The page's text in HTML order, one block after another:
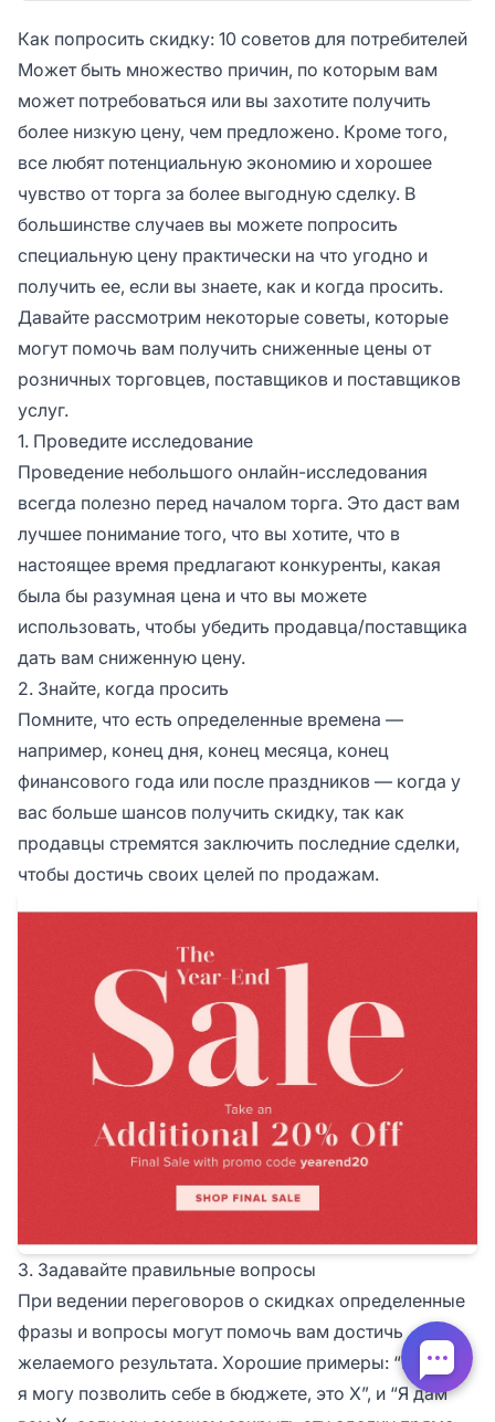
Как попросить скидку: 10 советов для потребителей
Может быть множество причин, по которым вам
может потребоваться или вы захотите получить
более низкую цену, чем предложено. Кроме того,
все любят потенциальную экономию и хорошее
чувство от торга за более выгодную сделку. В
большинстве случаев вы можете попросить
специальную цену практически на что угодно и
получить ее, если вы знаете, как и когда просить.
Давайте рассмотрим некоторые советы, которые
могут помочь вам получить сниженные цены от
розничных торговцев, поставщиков и поставщиков
услуг.
1. Проведите исследование
Проведение небольшого онлайн-исследования
всегда полезно перед началом торга. Это даст вам
лучшее понимание того, что вы хотите, что в
настоящее время предлагают конкуренты, какая
была бы разумная цена и что вы можете
использовать, чтобы убедить продавца/поставщика
дать вам сниженную цену.
2. Знайте, когда просить
Помните, что есть определенные времена —
например, конец дня, конец месяца, конец
финансового года или после праздников — когда у
вас больше шансов получить скидку, так как
продавцы стремятся заключить последние сделки,
чтобы достичь своих целей по продажам.
3. Задавайте правильные вопросы
При ведении переговоров о скидках определенные
фразы и вопросы могут помочь вам достичь
желаемого результата. Хорошие примеры: “Все, что
я могу позволить себе в бюджете, это X”, и “Я дам